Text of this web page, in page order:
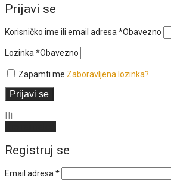
Prijavi se
Korisničko ime ili email adresa *Obavezno
Lozinka *Obavezno
Zapamti me Zaboravljena lozinka?
Prijavi se
Ili
Registruj se
Email adresa *